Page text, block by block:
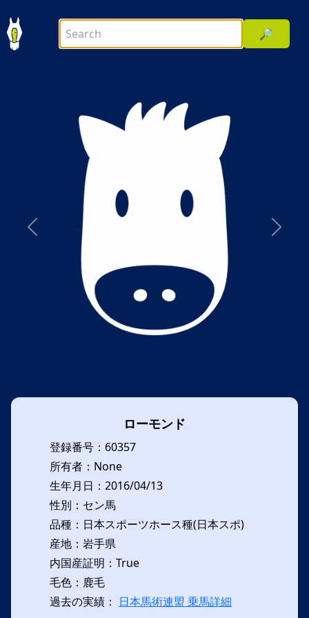
🔎
前へ 次へ
ローモンド
登録番号：60357
所有者：None
生年月日：2016/04/13
性別：セン馬
品種：日本スポーツホース種(日本スポ)
産地：岩手県
内国産証明：True
毛色：鹿毛
過去の実績： 日本馬術連盟 乗馬詳細